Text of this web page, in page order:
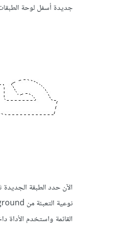
جديدة أسفل لوحة
القائمة واستخدم الأداة